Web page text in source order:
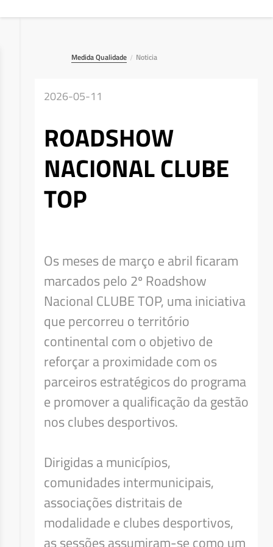
Medida Qualidade / Noticia
2026-05-11
ROADSHOW
NACIONAL CLUBE
TOP
Os meses de março e abril ficaram
marcados pelo 2º Roadshow
Nacional CLUBE TOP, uma iniciativa
que percorreu o território
continental com o objetivo de
reforçar a proximidade com os
parceiros estratégicos do programa
e promover a qualificação da gestão
nos clubes desportivos.
Dirigidas a municípios,
comunidades intermunicipais,
associações distritais de
modalidade e clubes desportivos,
as sessões assumiram-se como um